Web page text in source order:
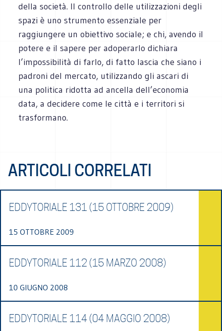
della società. Il controllo delle utilizzazioni degli
spazi è uno strumento essenziale per
raggiungere un obiettivo sociale; e chi, avendo il
potere e il sapere per adoperarlo dichiara
l’impossibilità di farlo, di fatto lascia che siano i
padroni del mercato, utilizzando gli ascari di
una politica ridotta ad ancella dell’economia
data, a decidere come le città e i territori si
trasformano.
ARTICOLI CORRELATI
EDDYTORIALE 131 (15 OTTOBRE 2009)
15 OTTOBRE 2009
EDDYTORIALE 112 (15 MARZO 2008)
10 GIUGNO 2008
EDDYTORIALE 114 (04 MAGGIO 2008)